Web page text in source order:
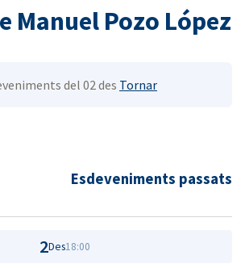
Manuel Pozo López
del 02 des Tornar
Esdeveniments passats
2Des18:00